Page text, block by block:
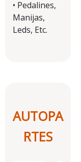
• Pedalines,
Manijas,
Leds, Etc.
AUTOPA
RTES